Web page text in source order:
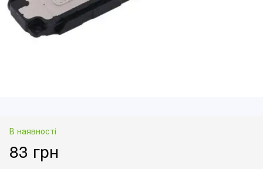
В наявності
83 грн